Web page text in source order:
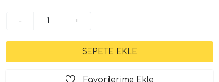
- +
Favorilerime Ekle